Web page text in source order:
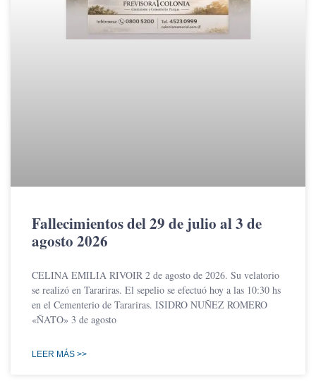
Fallecimientos del 29 de julio al 3 de
agosto 2026
CELINA EMILIA RIVOIR 2 de agosto de 2026. Su velatorio
se realizó en Tarariras. El sepelio se efectuó hoy a las 10:30 hs
en el Cementerio de Tarariras. ISIDRO NUÑEZ ROMERO
«ÑATO» 3 de agosto
LEER MÁS >>